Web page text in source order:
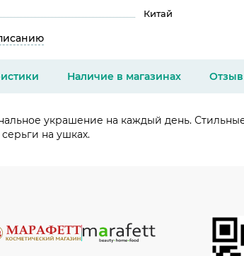
Китай
Наличие в магазинах
украшение на каждый день.
на ушках.